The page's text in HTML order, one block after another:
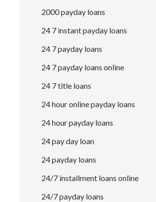
2000 payday loans
24 7 instant payday loans
24 7 payday loans
24 7 payday loans online
24 7 title loans
24 hour online payday loans
24 hour payday loans
24 pay day loan
24 payday loans
24/7 installment loans online
24/7 payday loans